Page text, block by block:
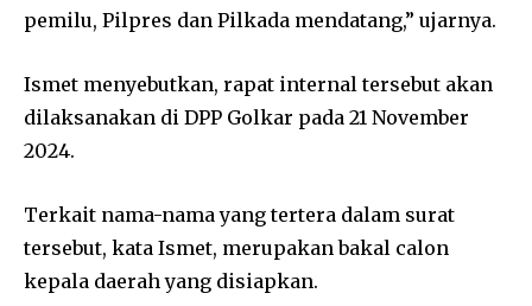
pemilu, Pilpres dan Pilkada mendatang,” ujarnya.
Ismet menyebutkan, rapat internal tersebut akan
dilaksanakan di DPP Golkar pada 21 November
2024.
Terkait nama-nama yang tertera dalam surat
tersebut, kata Ismet, merupakan bakal calon
kepala daerah yang disiapkan.